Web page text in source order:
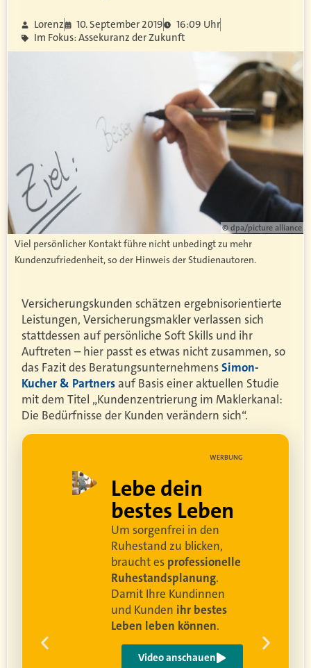
Lorenz 10. September 2019
16:09 Uhr
Im Fokus: Assekuranz der Zukunft
© dpa/picture alliance
Viel persönlicher Kontakt führe nicht unbedingt zu mehr
Kundenzufriedenheit, so der Hinweis der Studienautoren.
Versicherungskunden schätzen ergebnisorientierte
Leistungen, Versicherungsmakler verlassen sich
stattdessen auf persönliche Soft Skills und ihr
Auftreten – hier passt es etwas nicht zusammen, so
das Fazit des BeratungsunternehmensSimon-
Kucher & Partnersauf Basis einer aktuellen Studie
mit dem Titel „Kundenzentrierung im Maklerkanal:
Die Bedürfnisse der Kunden verändern sich“.
WERBUNG
Lebe dein
bestes Leben
Um sorgenfrei in den
Ruhestand zu blicken,
braucht es professionelle
Ruhestandsplanung.
Damit Ihre Kundinnen
und Kunden ihr bestes
Leben leben können.
Video anschauen